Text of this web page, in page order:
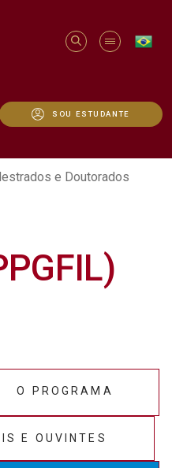
SOU ESTUDANTE
e Doutorados
O PROGRAMA
E OUVINTES